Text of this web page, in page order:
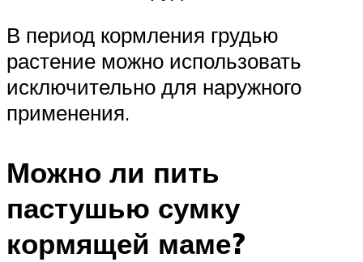
В период кормления грудью
растение можно использовать
исключительно для наружного
применения.
Можно ли пить
пастушью сумку
кормящей маме?